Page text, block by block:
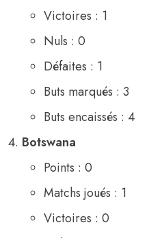
Victoires : 1
Nuls : 0
Défaites : 1
Buts marqués : 3
Buts encaissés : 4
Botswana
Points : 0
Matchs joués : 1
Victoires : 0